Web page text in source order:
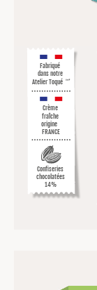
Fabriqué
dans notre
Atelier Toqué ™*
Crème
fraîche
origine
FRANCE
Confiseries
chocolatées
14%